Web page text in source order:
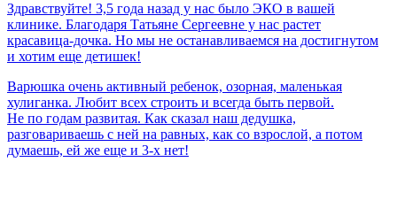
Здравствуйте! 3,5 года назад у нас было ЭКО в вашей
клинике. Благодаря Татьяне Сергеевне у нас растет
красавица-дочка. Но мы не останавливаемся на достигнутом
и хотим еще детишек!
Варюшка очень активный ребенок, озорная, маленькая
хулиганка. Любит всех строить и всегда быть первой.
Не по годам развитая. Как сказал наш дедушка,
разговариваешь с ней на равных, как со взрослой, а потом
думаешь, ей же еще и 3-х нет!